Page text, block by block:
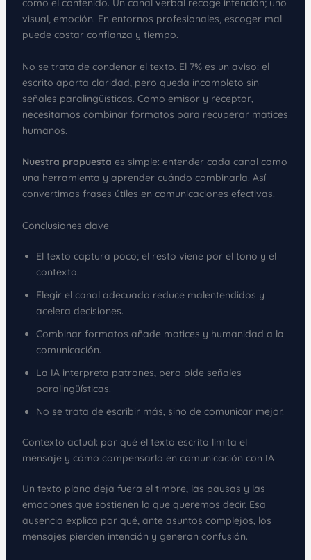
como el contenido. Un canal verbal recoge intención; uno
visual, emoción. En entornos profesionales, escoger mal
puede costar confianza y tiempo.
No se trata de condenar el texto. El 7% es un aviso: el
escrito aporta claridad, pero queda incompleto sin
señales paralingüísticas. Como emisor y receptor,
necesitamos combinar formatos para recuperar matices
humanos.
Nuestra propuesta es simple: entender cada canal como
una herramienta y aprender cuándo combinarla. Así
convertimos frases útiles en comunicaciones efectivas.
Conclusiones clave
El texto captura poco; el resto viene por el tono y el
contexto.
Elegir el canal adecuado reduce malentendidos y
acelera decisiones.
Combinar formatos añade matices y humanidad a la
comunicación.
La IA interpreta patrones, pero pide señales
paralingüísticas.
No se trata de escribir más, sino de comunicar mejor.
Contexto actual: por qué el texto escrito limita el
mensaje y cómo compensarlo en comunicación con IA
Un texto plano deja fuera el timbre, las pausas y las
emociones que sostienen lo que queremos decir. Esa
ausencia explica por qué, ante asuntos complejos, los
mensajes pierden intención y generan confusión.